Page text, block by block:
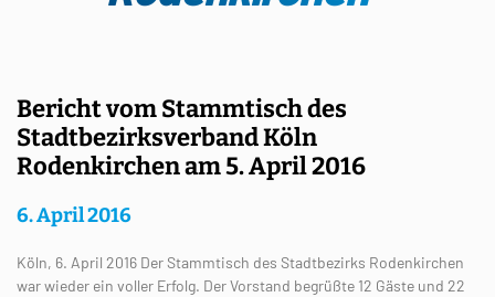
Bericht vom Stammtisch des
Stadtbezirksverband Köln
Rodenkirchen am 5. April 2016
6. April 2016
Köln, 6. April 2016 Der Stammtisch des Stadtbezirks Rodenkirchen
war wieder ein voller Erfolg. Der Vorstand begrüßte 12 Gäste und 22